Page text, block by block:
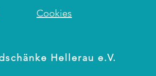
Hellerau e.V.
Cookies